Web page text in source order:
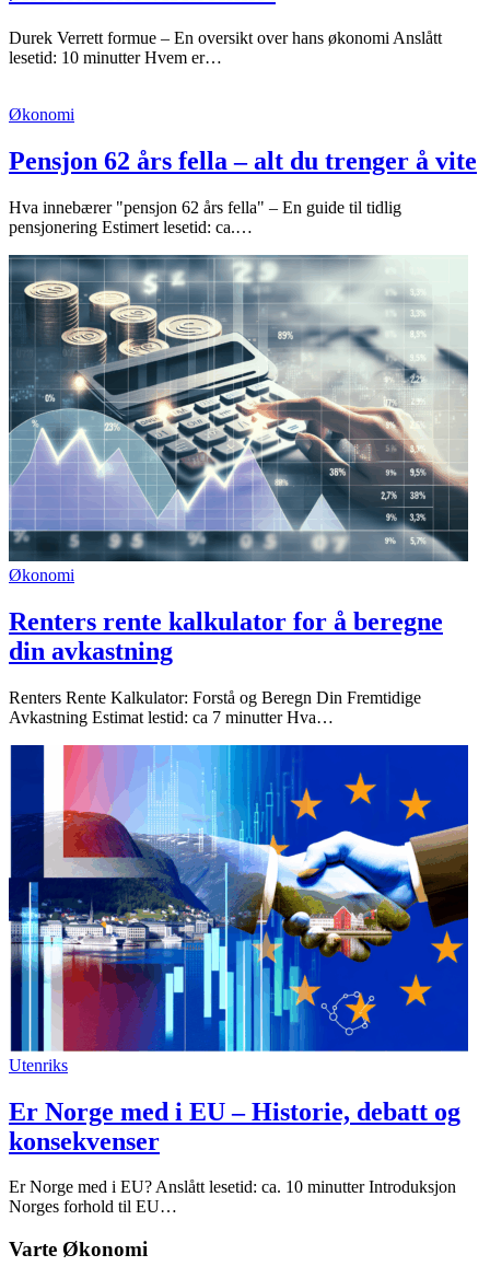
Durek Verrett formue – En oversikt over hans økonomi Anslått
lesetid: 10 minutter Hvem er…
Økonomi
Pensjon 62 års fella – alt du trenger å vite
Hva innebærer "pensjon 62 års fella" – En guide til tidlig
pensjonering Estimert lesetid: ca.…
Økonomi
Renters rente kalkulator for å beregne
din avkastning
Renters Rente Kalkulator: Forstå og Beregn Din Fremtidige
Avkastning Estimat lestid: ca 7 minutter Hva…
Utenriks
Er Norge med i EU – Historie, debatt og
konsekvenser
Er Norge med i EU? Anslått lesetid: ca. 10 minutter Introduksjon
Norges forhold til EU…
Varte Økonomi